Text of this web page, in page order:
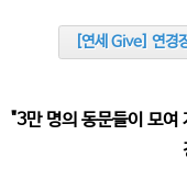
[연세 Give] 연경
"3만명의 동문들이 모여